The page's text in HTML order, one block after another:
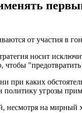
от участия в
носит
чтобы
при каких
политику угрозы
несмотря на